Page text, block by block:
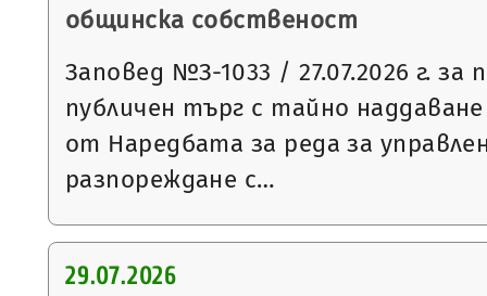
общинска собственост
Заповед №З-1033 / 27.07.2026 г. за
публичен търг с тайно наддаване
от Наредбата за реда за
разпореждане с…
29.07.2026